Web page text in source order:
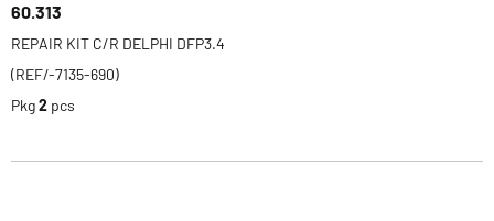
60.313
REPAIR KIT C/R DELPHI DFP3.4
(REF/-7135-690)
Pkg2 pcs